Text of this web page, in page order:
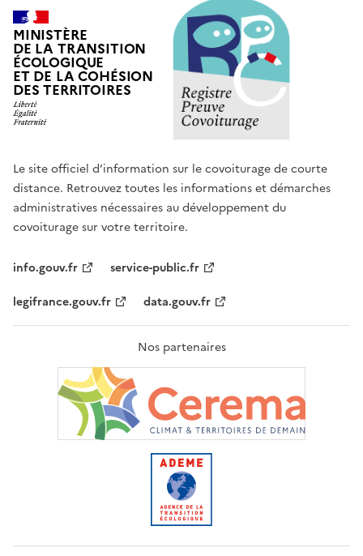
MINISTÈRE
DE LA TRANSITION
ÉCOLOGIQUE
ET DE LA COHÉSION
DES TERRITOIRES
Le site officiel d’information sur le covoiturage de courte
distance. Retrouvez toutes les informations et démarches
administratives nécessaires au développement du
covoiturage sur votre territoire.
info.gouv.fr
service-public.fr
legifrance.gouv.fr
data.gouv.fr
Nos partenaires